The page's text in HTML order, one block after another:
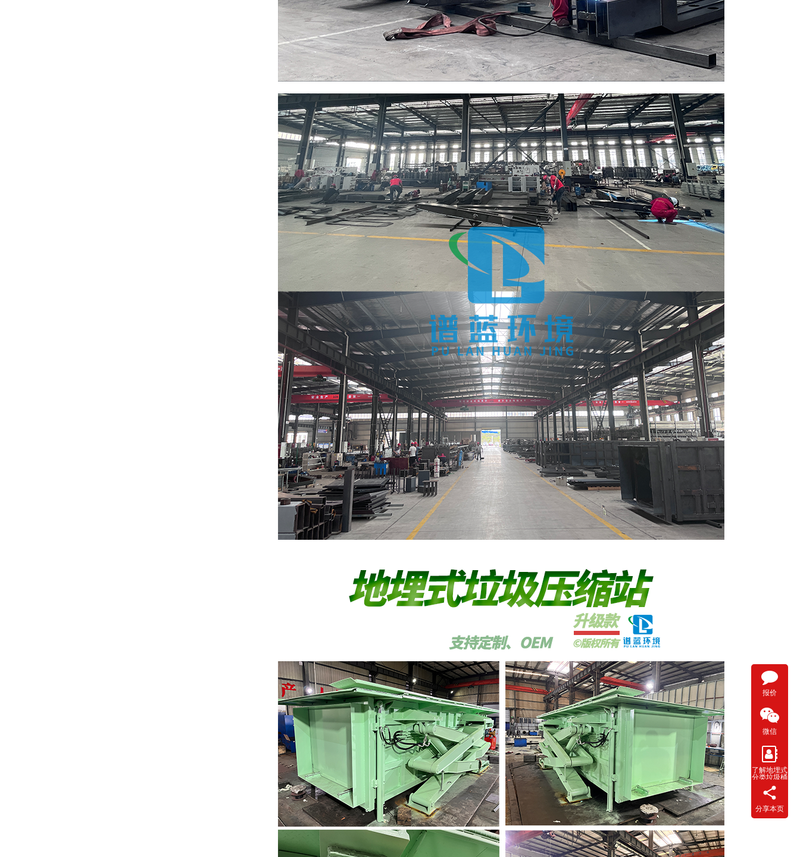
报价
微信
了解地埋式
分类垃圾桶
分享本页